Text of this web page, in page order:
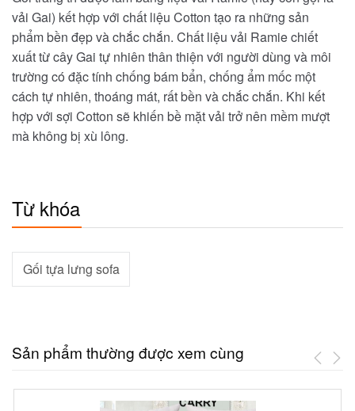
vải Gai) kết hợp với chất liệu Cotton tạo ra những sản
phẩm bền đẹp và chắc chắn. Chất liệu vải Ramie chiết
xuất từ cây Gai tự nhiên thân thiện với người dùng và môi
trường có đặc tính chống bám bẩn, chống ẩm mốc một
cách tự nhiên, thoáng mát, rất bền và chắc chắn. Khi kết
hợp với sợi Cotton sẽ khiến bề mặt vải trở nên mềm mượt
mà không bị xù lông.
Từ khóa
Gối tựa lưng sofa
Sản phẩm thường được xem cùng